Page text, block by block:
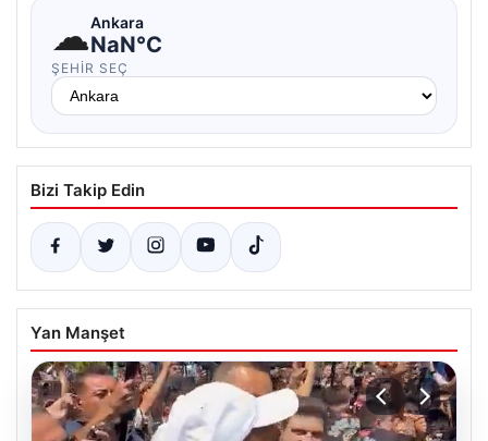
☁Ankara
NaN°C
ŞEHIR SEÇ
Bizi Takip Edin
Yan Manşet